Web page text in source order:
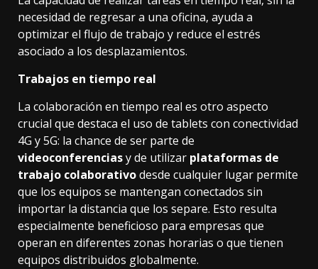
necesidad de regresar a una oficina, ayuda a
optimizar el flujo de trabajo y reduce el estrés
asociado a los desplazamientos.
Trabajos en tiempo real
La colaboración en tiempo real es otro aspecto
crucial que destaca el uso de tablets con conectividad
4G y 5G: la chance de ser parte de
videoconferenciasy de utilizar plataformas de
trabajo colaborativodesde cualquier lugar permite
que los equipos se mantengan conectados sin
importar la distancia que los separe. Esto resulta
especialmente beneficioso para empresas que
operan en diferentes zonas horarias o que tienen
equipos distribuidos globalmente.